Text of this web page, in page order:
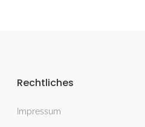
Rechtliches
Impressum